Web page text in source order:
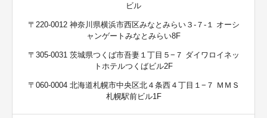
ビル
〒220-0012 神奈川県横浜市西区みなとみらい３-７-１ オーシ
ャンゲートみなとみらい8F
〒305-0031 茨城県つくば市吾妻１丁目５−７ ダイワロイネッ
トホテルつくばビル2F
〒060-0004 北海道札幌市中央区北４条西４丁目１−７ ＭＭＳ
札幌駅前ビル1F